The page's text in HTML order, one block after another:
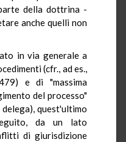
della dottrina -
anche quelli non
in via generale a
(cfr., ad es.,
e di "massima
del processo"
quest'ultimo
da un lato
di giurisdizione